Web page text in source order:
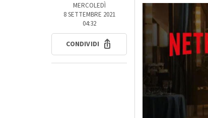
MERCOLEDÌ
8 SETTEMBRE 2021
04:32
CONDIVIDI